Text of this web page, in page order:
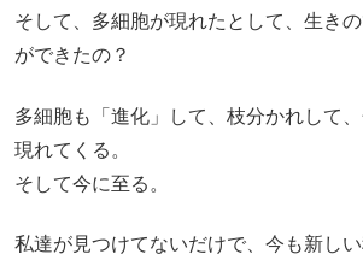
そして、多細胞が現れたとして、生き
ができたの？
多細胞も「進化」して、枝分かれして
現れてくる。
そして今に至る。
私達が見つけてないだけで、今も新し